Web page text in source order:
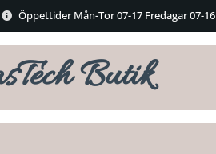
Öppettider Mån-Tor 07-17 Fredagar 07-16
Butik